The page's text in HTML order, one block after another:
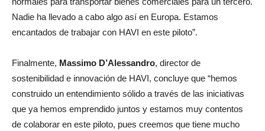
Nadie ha llevado a cabo algo así en Europa. Estamos
encantados de trabajar con HAVI en este piloto”.
Finalmente, Massimo D’Alessandro, director de
sostenibilidad e innovación de HAVI, concluye que “hemos
construido un entendimiento sólido a través de las iniciativas
que ya hemos emprendido juntos y estamos muy contentos
de colaborar en este piloto, pues creemos que tiene mucho